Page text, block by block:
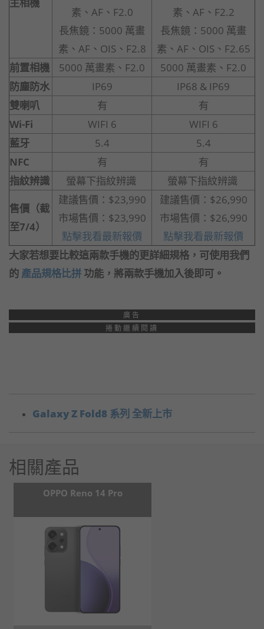
素、AF、F2.0
長焦鏡：5000 萬畫
素、AF、OIS、F2.8
素、AF、F2.2
長焦鏡：5000 萬畫
素、AF、OIS、F2.65
前置相機
5000 萬畫素、F2.0
5000 萬畫素、F2.0
防塵防水
IP69
IP68 & IP69
雙喇叭
有
有
Wi-Fi
WIFI 6
WIFI 6
藍牙
5.4
5.4
NFC
有
有
指紋辨識
螢幕下指紋辨識
螢幕下指紋辨識
售價（截
至7/4）
建議售價：$23,990
市場售價：$23,990
點擊我看最新報價
建議售價：$26,990
市場售價：$26,990
點擊我看最新報價
大家若想要比較這兩款手機的更詳細規格，可使用我們
的 產品規格比拼 功能，將兩款手機加入後即可。
廣告
捲動繼續閱讀
Galaxy Z Fold8 系列 全新上市
相關產品
OPPO Reno 14 Pro